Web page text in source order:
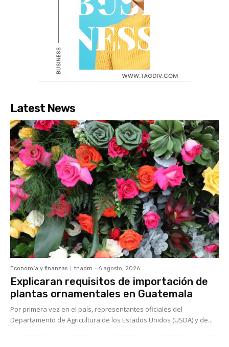
Latest News
Economía y finanzas tnadm - 6 agosto, 2026
Explicaran requisitos de importación de
plantas ornamentales en Guatemala
Por primera vez en el país, representantes oficiales del
Departamento de Agricultura de los Estados Unidos (USDA) y de...